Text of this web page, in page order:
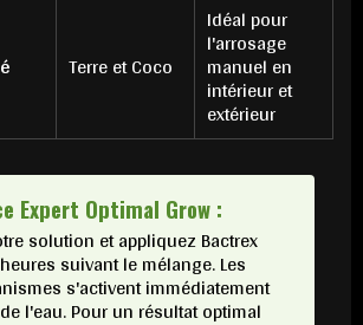
Terre et Coco
Idéal pour
l'arrosage
manuel en
intérieur et
extérieur
Expert Optimal Grow :
solution et appliquez Bactrex
suivant le mélange. Les
s'activent immédiatement
l'eau. Pour un résultat optimal